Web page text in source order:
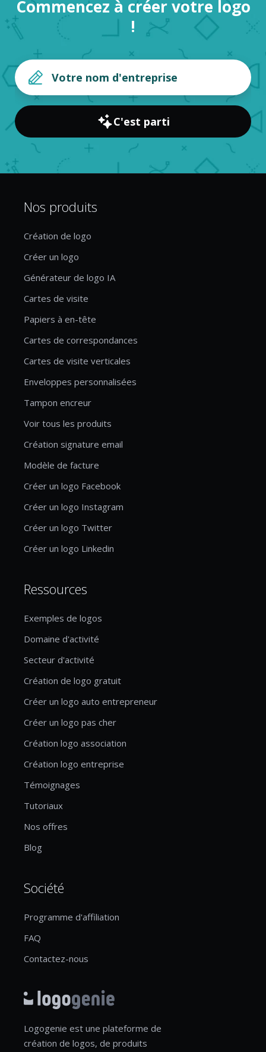
Commencez à créer votre logo
!
C'est parti
Nos produits
Création de logo
Créer un logo
Générateur de logo IA
Cartes de visite
Papiers à en-tête
Cartes de correspondances
Cartes de visite verticales
Enveloppes personnalisées
Tampon encreur
Voir tous les produits
Création signature email
Modèle de facture
Créer un logo Facebook
Créer un logo Instagram
Créer un logo Twitter
Créer un logo Linkedin
Ressources
Exemples de logos
Domaine d'activité
Secteur d'activité
Création de logo gratuit
Créer un logo auto entrepreneur
Créer un logo pas cher
Création logo association
Création logo entreprise
Témoignages
Tutoriaux
Nos offres
Blog
Société
Programme d'affiliation
FAQ
Contactez-nous
Logogenie est une plateforme de
création de logos, de produits